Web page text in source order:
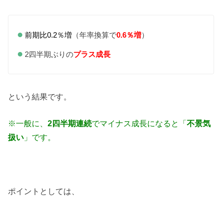
前期比0.2％増（年率換算で0.6％増）
2四半期ぶりのプラス成長
という結果です。
※一般に、2四半期連続でマイナス成長になると「不景気
扱い 」です。
ポイントとしては、